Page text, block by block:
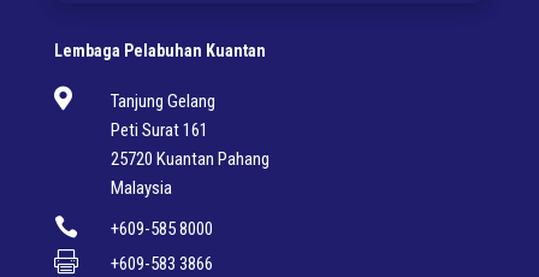
Lembaga Pelabuhan Kuantan

Tanjung Gelang
Peti Surat 161
25720 Kuantan Pahang
Malaysia
 +609-585 8000
 +609-583 3866